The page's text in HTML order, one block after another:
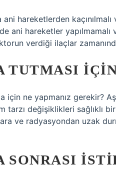
ani hareketlerden
ani hareketler yapılmamalı
verdiği ilaçlar
TUTMASI
için ne yapmanız gerekir?
tarzı değişiklikleri sağlıklı
ve radyasyondan uzak
SONRASI